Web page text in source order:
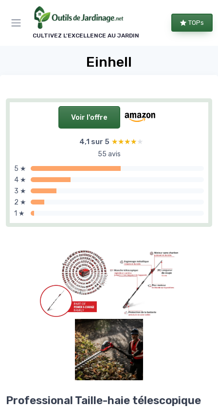
CULTIVEZ L'EXCELLENCE AU JARDIN
TOPs
Einhell
Voir l'offre
4,1 sur 5 ★★★★★
★★★★★
55 avis
5 ★
4 ★
3 ★
2 ★
1 ★
Professional Taille-haie télescopique
Panneau de gestion des cookies